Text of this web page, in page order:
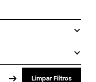
Limpar Filtros